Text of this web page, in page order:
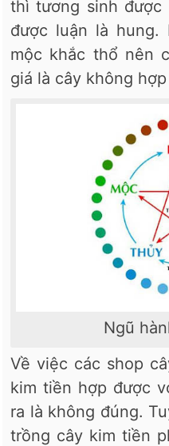
thì tương sinh được
được luận là hung.
mộc khắc thổ nên
giá là cây không
Ngũ
Về việc các shop
kim tiền hợp được
ra là không đúng.
trồng cây kim tiền